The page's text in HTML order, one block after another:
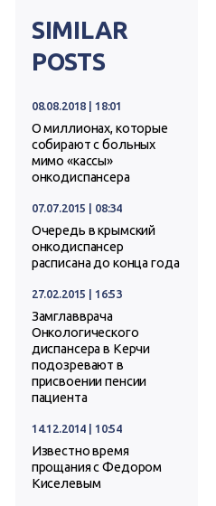
SIMILAR
POSTS
08.08.2018 | 18:01
О миллионах, которые
собирают с больных
мимо «кассы»
онкодиспансера
07.07.2015 | 08:34
Очередь в крымский
онкодиспансер
расписана до конца года
27.02.2015 | 16:53
Замглавврача
Онкологического
диспансера в Керчи
подозревают в
присвоении пенсии
пациента
14.12.2014 | 10:54
Известно время
прощания с Федором
Киселевым